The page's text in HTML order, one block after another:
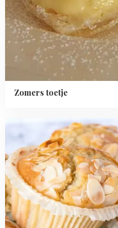
Zomers toetje
more
about
Amandel-
citroenmuffins